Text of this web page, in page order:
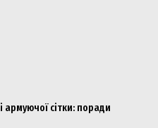
армуючої сітки: поради